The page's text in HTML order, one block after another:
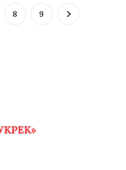
8 9